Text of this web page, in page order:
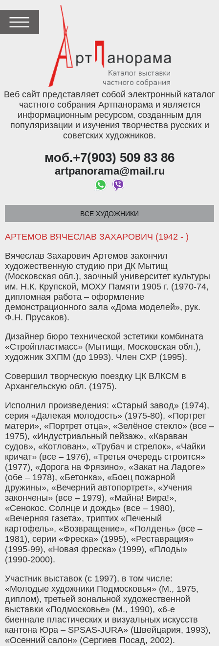
Веб сайт представляет собой электронный каталог
частного собрания Артпанорама и является
информационным ресурсом, созданным для
популяризации и изучения творчества русских и
советских художников.
моб.+7(903) 509 83 86
artpanorama@mail.ru
ВСЕ ХУДОЖНИКИ
АРТЕМОВ ВЯЧЕСЛАВ ЗАХАРОВИЧ (1942 - )
Вячеслав Захарович Артемов закончил
художественную студию при ДК Мытищ
(Московская обл.), заочный университет культуры
им. Н.К. Крупской, МОХУ Памяти 1905 г. (1970-74,
дипломная работа – оформление
демонстрационного зала «Дома моделей», рук.
Ф.Н. Прусаков).
Дизайнер бюро технической эстетики комбината
«Стройпластмасс» (Мытищи, Московская обл.),
художник ЗХПМ (до 1993). Член СХР (1995).
Совершил творческую поездку ЦК ВЛКСМ в
Архангельскую обл. (1975).
Исполнил произведения: «Старый завод» (1974),
серия «Далекая молодость» (1975-80), «Портрет
матери», «Портрет отца», «Зелёное стекло» (все –
1975), «Индустриальный пейзаж», «Караван
судов», «Котлован», «Трубач и стрелок», «Чайки
кричат» (все – 1976), «Третья очередь строится»
(1977), «Дорога на Фрязино», «Закат на Ладоге»
(обе – 1978), «Бетонка», «Боец пожарной
дружины», «Вечерний автопортрет», «Учения
закончены» (все – 1979), «Майна! Вира!»,
«Сенокос. Солнце и дождь» (все – 1980),
«Вечерняя газета», триптих «Печеный
картофель», «Возвращение», «Полдень» (все –
1981), серии «Фреска» (1995), «Реставрация»
(1995-99), «Новая фреска» (1999), «Плоды»
(1990-2000).
Участник выставок (с 1997), в том числе:
«Молодые художники Подмосковья» (М., 1975,
диплом), третьей зональной художественной
выставки «Подмосковье» (М., 1990), «6-е
биеннале пластических и визуальных искусств
кантона Юра – SPSAS-JURA» (Швейцария, 1993),
«Осенний салон» (Сергиев Посад, 2002).